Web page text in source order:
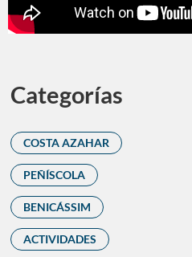
Categorías
COSTA AZAHAR
PEÑÍSCOLA
BENICÁSSIM
ACTIVIDADES